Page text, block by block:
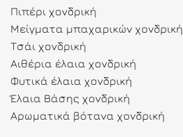
Πιπέρι χονδρική
Μείγματα μπαχαρικών χονδρική
Τσάι χονδρική
Αιθέρια έλαια χονδρική
Φυτικά έλαια χονδρική
Έλαια Βάσης χονδρική
Αρωματικά βότανα χονδρική